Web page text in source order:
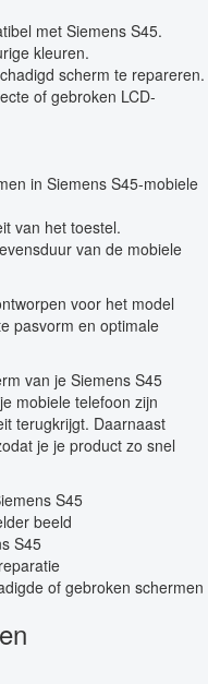
met Siemens S45.
kleuren.
scherm te repareren.
of gebroken LCD-
in Siemens S45-mobiele
van het toestel.
van de mobiele
voor het model
pasvorm en optimale
van je Siemens S45
mobiele telefoon zijn
terugkrijgt. Daarnaast
je je product zo snel
S45
beeld
S45
of gebroken schermen